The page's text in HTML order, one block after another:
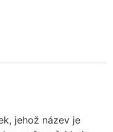
jehož název je